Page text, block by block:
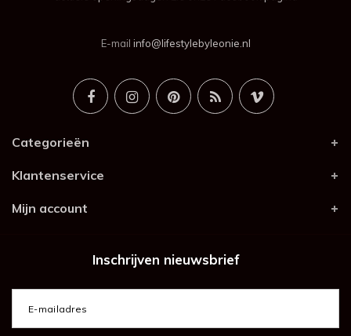
E-mail info@lifestylebyleonie.nl
Categorieën
Klantenservice
Mijn account
Inschrijven nieuwsbrief